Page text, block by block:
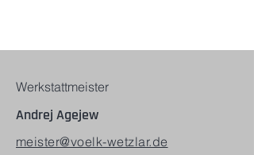
Werkstattmeister
Andrej Agejew
meister@voelk-wetzlar.de